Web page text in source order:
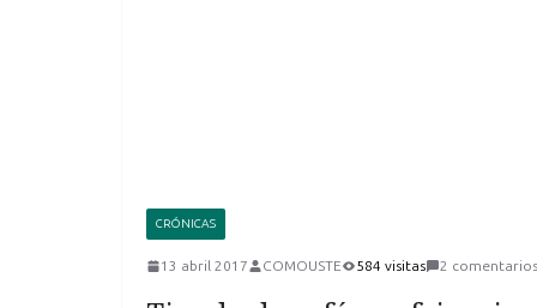
CRÓNICAS
13 abril 2017 COMOUSTE 584 visitas 2 comentarios